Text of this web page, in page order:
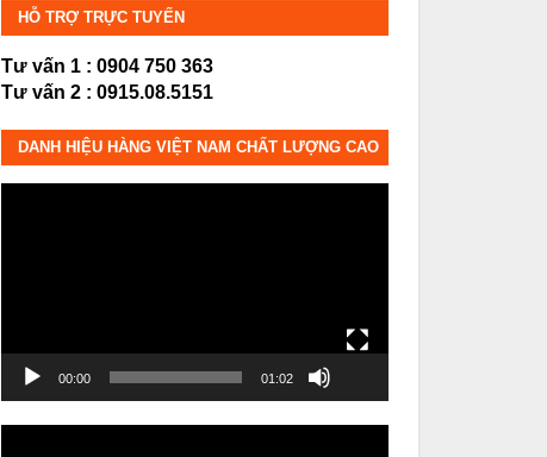
HỖ TRỢ TRỰC TUYẾN
Tư vấn 1 : 0904 750 363
Tư vấn 2 : 0915.08.5151
DANH HIỆU HÀNG VIỆT NAM CHẤT LƯỢNG CAO
00:00 01:02